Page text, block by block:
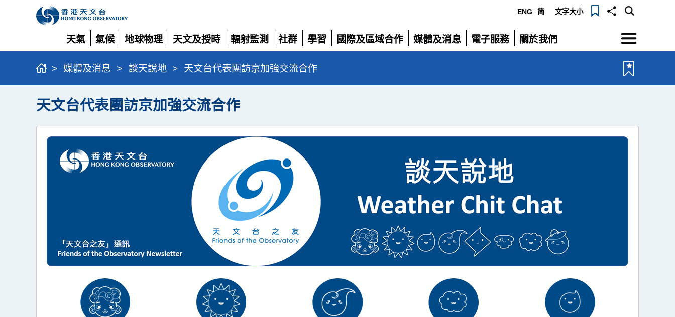
ENG 简 文字大小
天氣
展
開
氣候
展
開
地球物理
展
開
天文及授時
展
開
輻射監測
展
開
社群
展
開
學習
展
開
國際及區域合作
展
媒體及消息
展
電子服務
展
關於我們
展
選
單
> 媒體及消息 > 談天說地 > 天文台代表團訪京加強交流合作
天文台代表團訪京加強交流合作